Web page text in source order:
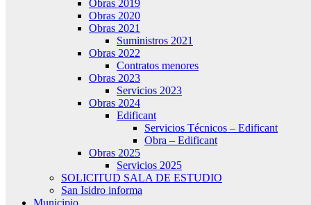
Obras 2019
Obras 2020
Obras 2021
Suministros 2021
Obras 2022
Contratos menores
Obras 2023
Servicios 2023
Obras 2024
Edificant
Servicios Técnicos – Edificant
Obra – Edificant
Obras 2025
Servicios 2025
SOLICITUD SALA DE ESTUDIO
San Isidro informa
Municipio